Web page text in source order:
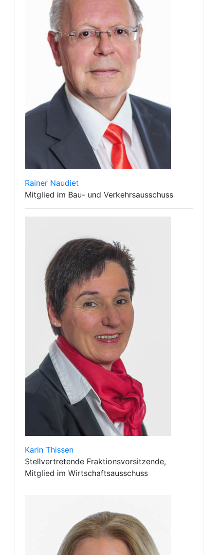
Rainer Naudiet
Mitglied im Bau- und Verkehrsausschuss
Karin Thissen
Stellvertretende Fraktionsvorsitzende,
Mitglied im Wirtschaftsausschuss